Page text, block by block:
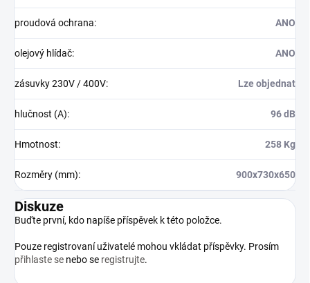
proudová ochrana: ANO
olejový hlídač: ANO
zásuvky 230V / 400V: Lze objednat
hlučnost (A): 96 dB
Hmotnost: 258 Kg
Rozměry (mm): 900x730x650
Diskuze
Buďte první, kdo napíše příspěvek k této položce.
Pouze registrovaní uživatelé mohou vkládat příspěvky. Prosím
přihlaste se nebo se registrujte.